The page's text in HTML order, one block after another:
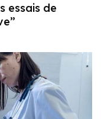
essais de